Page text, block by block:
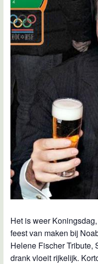
Het is weer
feest van maken bij
Helene Fischer Tribute,
drank vloeit rijkelijk.